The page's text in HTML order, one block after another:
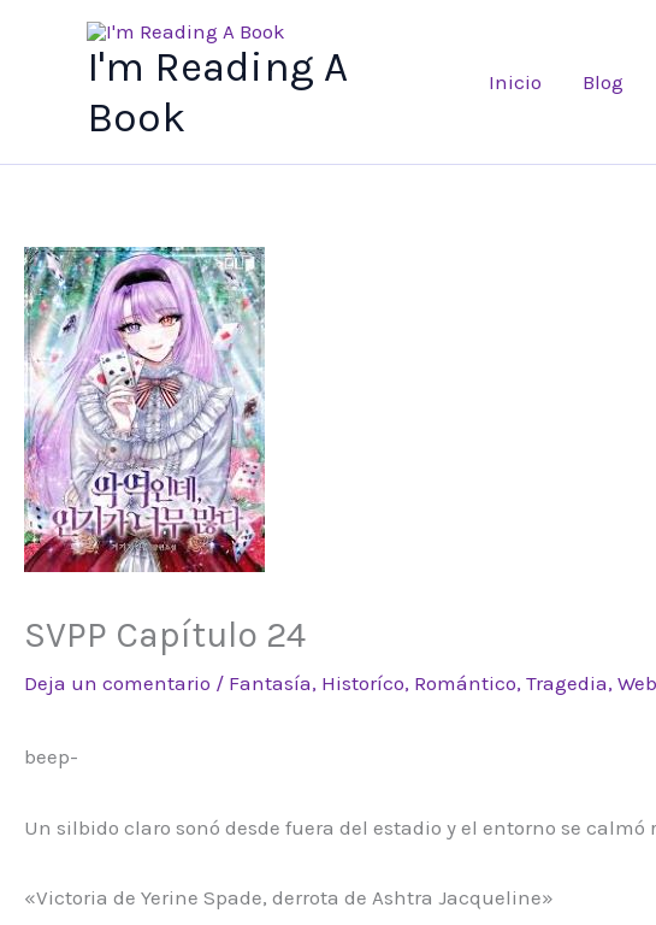
I'm Reading A
Book
Inicio Blog
SVPP Capítulo 24
Deja un comentario / Fantasía, Historíco, Romántico, Tragedia,
beep-
Un silbido claro sonó desde fuera del estadio y el entorno se calmó
«Victoria de Yerine Spade, derrota de Ashtra Jacqueline»